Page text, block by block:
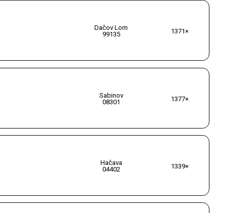
Dačov Lom
99135
1371×
Sabinov
08301
1377×
Hačava
04402
1339×